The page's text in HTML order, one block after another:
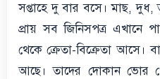
সপ্তাহে দু বার বসে। মাছ, দুধ,
প্রায় সব জিনিসপত্র এখানে
থেকে ক্রেতা-বিক্রেতা আসে।
আছে। তাদের দোকান ভোর